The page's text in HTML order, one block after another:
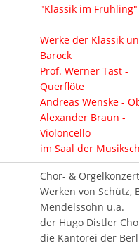
"Klassik im Frühling"
Werke der Klassik
Barock
Prof. Werner Tast -
Querflöte
Andreas Wenske -
Alexander Braun -
Violoncello
im Saal der
Chor- &
Werken von Schütz,
Mendelssohn u.a.
der Hugo Distler
die Kantorei der